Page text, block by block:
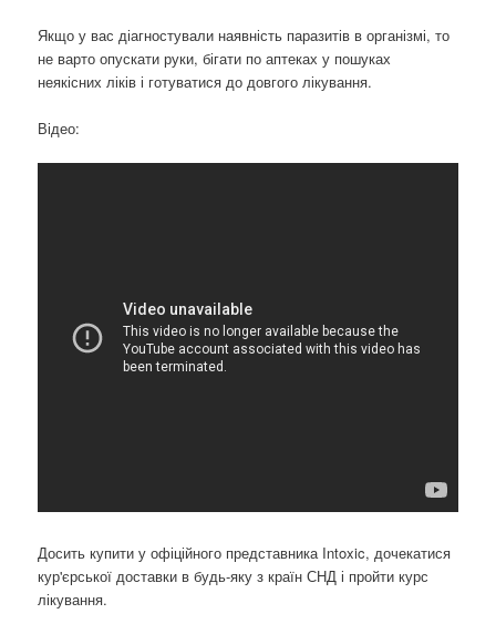
Якщо у вас діагностували наявність паразитів в організмі, то
не варто опускати руки, бігати по аптеках у пошуках
неякісних ліків і готуватися до довгого лікування.
Відео:
Досить купити у офіційного представника Intoxic, дочекатися
кур'єрської доставки в будь-яку з країн СНД і пройти курс
лікування.